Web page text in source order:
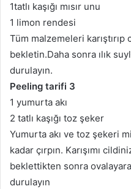
1tatlı kaşığı mısır unu
1 limon rendesi
Tüm malzemeleri
bekletin.Daha sonra ılık
durulayın.
Peeling tarifi 3
1 yumurta akı
2 tatlı kaşığı toz şeker
Yumurta akı ve toz şekeri
kadar çırpın. Karışımı
beklettikten sonra
durulayın